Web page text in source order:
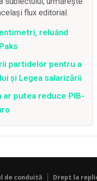
flux editorial.
reluând
partidelor pentru a
și Legea salarizării
ar putea reduce PIB-
de conduită Drept la